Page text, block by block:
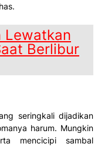
Lewatkan
Berlibur
seringkali dijadikan
harum. Mungkin
mencicipi sambal